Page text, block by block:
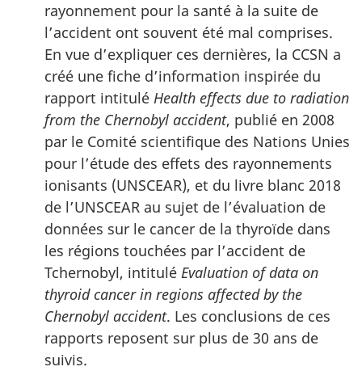
rayonnement pour la santé à la suite de
l’accident ont souvent été mal comprises.
En vue d’expliquer ces dernières, la CCSN a
créé une fiche d’information inspirée du
rapport intitulé Health effects due to radiation
from the Chernobyl accident, publié en 2008
par le Comité scientifique des Nations Unies
pour l’étude des effets des rayonnements
ionisants (UNSCEAR), et du livre blanc 2018
de l’UNSCEAR au sujet de l’évaluation de
données sur le cancer de la thyroïde dans
les régions touchées par l’accident de
Tchernobyl, intitulé Evaluation of data on
thyroid cancer in regions affected by the
Chernobyl accident. Les conclusions de ces
rapports reposent sur plus de 30 ans de
suivis.